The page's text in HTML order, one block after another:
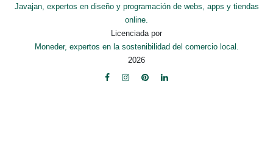
Javajan, expertos en diseño y programación de webs, apps y tiendas
online.
Licenciada por
Moneder, expertos en la sostenibilidad del comercio local.
2026